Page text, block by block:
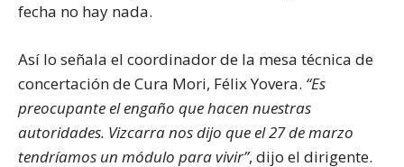
fecha no hay nada.
Así lo señala el coordinador de la mesa técnica de
concertación de Cura Mori, Félix Yovera. “Es
preocupante el engaño que hacen nuestras
autoridades. Vizcarra nos dijo que el 27 de marzo
tendríamos un módulo para vivir”, dijo el dirigente.